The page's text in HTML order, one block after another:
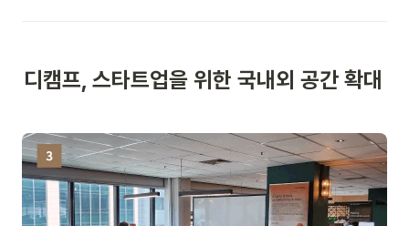
디캠프, 스타트업을 위한 국내외 공간 확대